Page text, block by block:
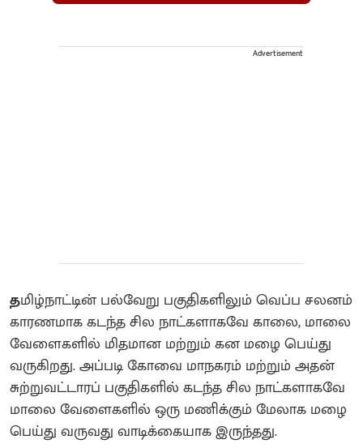
Advertisement
தமிழ்நாட்டின் பல்வேறு பகுதிகளிலும் வெப்ப சலனம்
காரணமாக கடந்த சில நாட்களாகவே காலை, மாலை
வேளைகளில் மிதமான மற்றும் கன மழை பெய்து
வருகிறது. அப்படி கோவை மாநகரம் மற்றும் அதன்
சுற்றுவட்டாரப் பகுதிகளில் கடந்த சில நாட்களாகவே
மாலை வேளைகளில் ஒரு மணிக்கும் மேலாக மழை
பெய்து வருவது வாடிக்கையாக இருந்தது.